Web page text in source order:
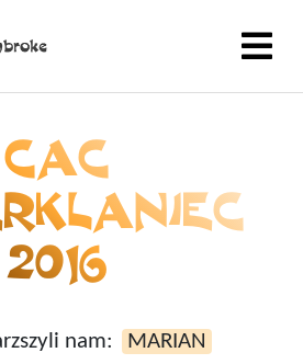
CAC
2016
nam: MARIAN